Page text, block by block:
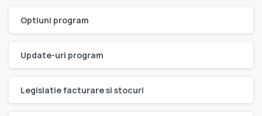
Optiuni program
Update-uri program
Legislatie facturare si stocuri